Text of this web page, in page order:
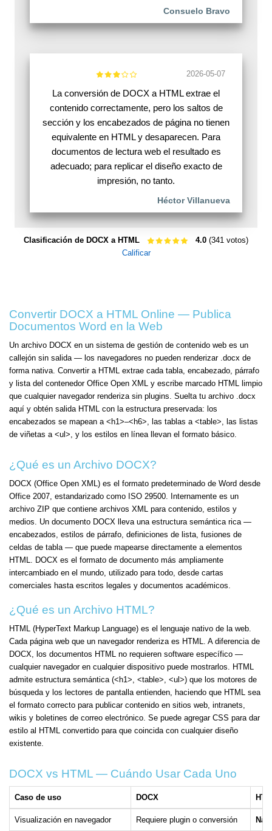
Consuelo Bravo
2026-05-07
La conversión de DOCX a HTML extrae el
contenido correctamente, pero los saltos de
sección y los encabezados de página no tienen
equivalente en HTML y desaparecen. Para
documentos de lectura web el resultado es
adecuado; para replicar el diseño exacto de
impresión, no tanto.
Héctor Villanueva
Clasificación de DOCX a HTML 4.0 (341 votos)
Calificar
Convertir DOCX a HTML Online — Publica
Documentos Word en la Web
Un archivo DOCX en un sistema de gestión de contenido web es un
callejón sin salida — los navegadores no pueden renderizar .docx de
forma nativa. Convertir a HTML extrae cada tabla, encabezado, párrafo
y lista del contenedor Office Open XML y escribe marcado HTML limpio
que cualquier navegador renderiza sin plugins. Suelta tu archivo .docx
aquí y obtén salida HTML con la estructura preservada: los
encabezados se mapean a <h1>–<h6>, las tablas a <table>, las listas
de viñetas a <ul>, y los estilos en línea llevan el formato básico.
¿Qué es un Archivo DOCX?
DOCX (Office Open XML) es el formato predeterminado de Word desde
Office 2007, estandarizado como ISO 29500. Internamente es un
archivo ZIP que contiene archivos XML para contenido, estilos y
medios. Un documento DOCX lleva una estructura semántica rica —
encabezados, estilos de párrafo, definiciones de lista, fusiones de
celdas de tabla — que puede mapearse directamente a elementos
HTML. DOCX es el formato de documento más ampliamente
intercambiado en el mundo, utilizado para todo, desde cartas
comerciales hasta escritos legales y documentos académicos.
¿Qué es un Archivo HTML?
HTML (HyperText Markup Language) es el lenguaje nativo de la web.
Cada página web que un navegador renderiza es HTML. A diferencia de
DOCX, los documentos HTML no requieren software específico —
cualquier navegador en cualquier dispositivo puede mostrarlos. HTML
admite estructura semántica (<h1>, <table>, <ul>) que los motores de
búsqueda y los lectores de pantalla entienden, haciendo que HTML sea
el formato correcto para publicar contenido en sitios web, intranets,
wikis y boletines de correo electrónico. Se puede agregar CSS para dar
estilo al HTML convertido para que coincida con cualquier diseño
existente.
DOCX vs HTML — Cuándo Usar Cada Uno
Caso de uso DOCX
Visualización en navegador Requiere plugin o conversión